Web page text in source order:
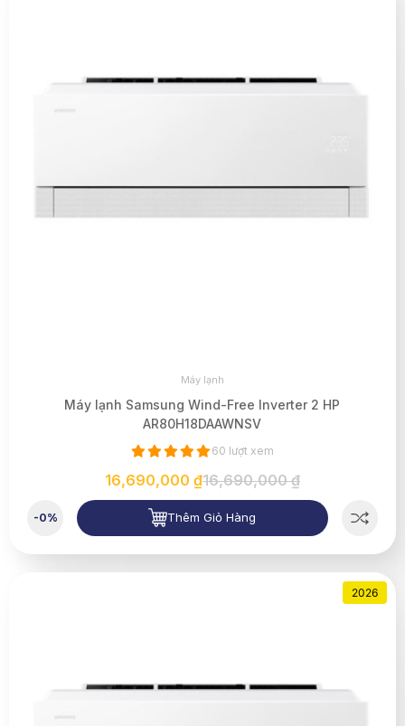
Máy lạnh
Máy lạnh Samsung Wind-Free Inverter 2 HP
AR80H18DAAWNSV
60 lượt xem
16,690,000 ₫16,690,000 ₫
-0% Thêm Giỏ Hàng
2026